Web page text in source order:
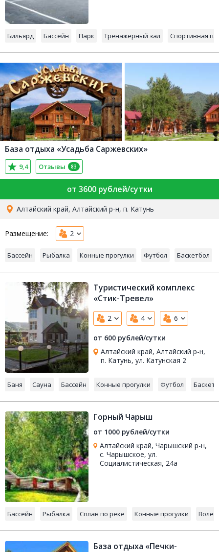
Бильярд Бассейн Парк Тренажерный зал Спортивная
База отдыха «Усадьба Саржевских»
9,4 Отзывы 83
от 3600 рублей/сутки
Алтайский край, Алтайский р-н, п. Катунь
Размещение: 2
Бассейн Рыбалка Конные прогулки Футбол Баскетбол
Туристический комплекс
«Стик-Тревел»
2 4 6
от 600 рублей/сутки
Алтайский край, Алтайский р-н,
п. Катунь, ул. Катунская 2
Баня Сауна Бассейн Конные прогулки Футбол
Горный Чарыш
от 1000 рублей/сутки
Алтайский край, Чарышский р-н,
с. Чарышское, ул.
Социалистическая, 24а
Бассейн Рыбалка Сплав по реке Конные прогулки
База отдыха «Печки-